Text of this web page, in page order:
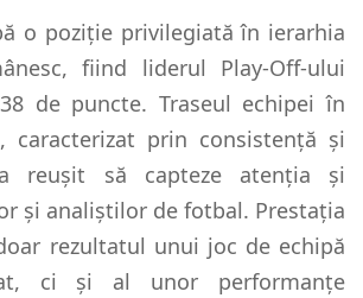
o poziție privilegiată în ierarhia
fiind liderul Play-Off-ului
de puncte. Traseul echipei în
caracterizat prin consistență și
reușit să capteze atenția și
și analiștilor de fotbal. Prestația
rezultatul unui joc de echipă
ci și al unor performanțe